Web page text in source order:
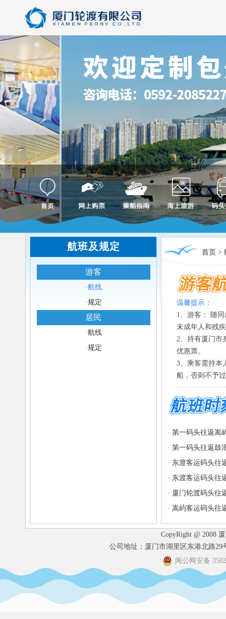
航班及规定
游客
·航线
·规定
居民
·航线
·规定
首页 >
温馨提示：
1、游客： 随
未成年人和残
2、持有厦门市
优惠票。
3、乘客需持本
船，否则不予
· 第一码头往返嵩
· 第一码头往返鼓
· 东渡客运码头往
· 东渡客运码头往
· 厦门轮渡码头往
· 嵩屿客运码头往
CopyRight @ 2008
公司地址：厦门市湖里区东港北路29
闽公网安备